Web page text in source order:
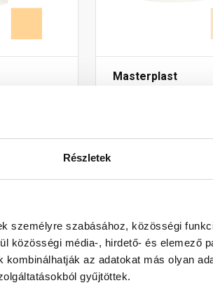
Részletek
személyre szabásához, közösségi
közösségi média-, hirdető- és elemező
az adatokat más olyan
gyűjtöttek.
Masterplast
Gyártói készleten
54 875 Ft/
Megnézem